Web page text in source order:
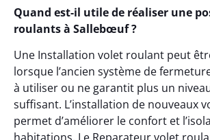
Quand est-il utile de réaliser une
roulants à Sallebœuf ?
Une Installation volet roulant peut
lorsque l’ancien système de
à utiliser ou ne garantit plus un
suffisant. L’installation de nouveaux
permet d’améliorer le confort et